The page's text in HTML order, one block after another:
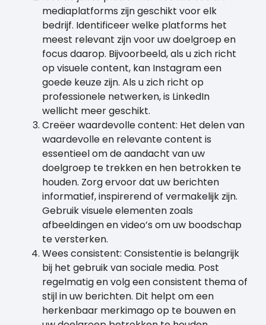
mediaplatforms zijn geschikt voor elk
bedrijf. Identificeer welke platforms het
meest relevant zijn voor uw doelgroep en
focus daarop. Bijvoorbeeld, als u zich richt
op visuele content, kan Instagram een
goede keuze zijn. Als u zich richt op
professionele netwerken, is LinkedIn
wellicht meer geschikt.
Creëer waardevolle content: Het delen van
waardevolle en relevante content is
essentieel om de aandacht van uw
doelgroep te trekken en hen betrokken te
houden. Zorg ervoor dat uw berichten
informatief, inspirerend of vermakelijk zijn.
Gebruik visuele elementen zoals
afbeeldingen en video’s om uw boodschap
te versterken.
Wees consistent: Consistentie is belangrijk
bij het gebruik van sociale media. Post
regelmatig en volg een consistent thema of
stijl in uw berichten. Dit helpt om een
herkenbaar merkimago op te bouwen en